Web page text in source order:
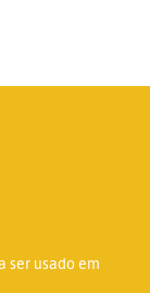
ser usado em